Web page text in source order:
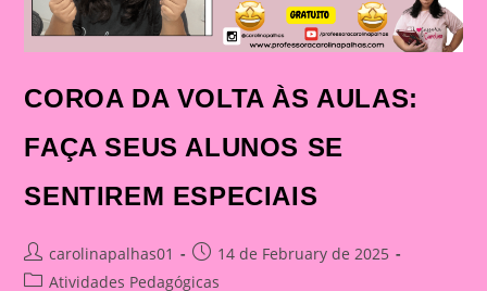
COROA DA VOLTA ÀS AULAS:
FAÇA SEUS ALUNOS SE
SENTIREM ESPECIAIS
Post
author:
carolinapalhas01
Post
published:
14 de February de 2025
PostAtividades Pedagógicas